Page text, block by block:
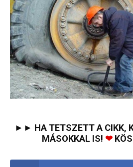
►► HA TETSZETT A CIKK,
MÁSOKKAL IS! ❤